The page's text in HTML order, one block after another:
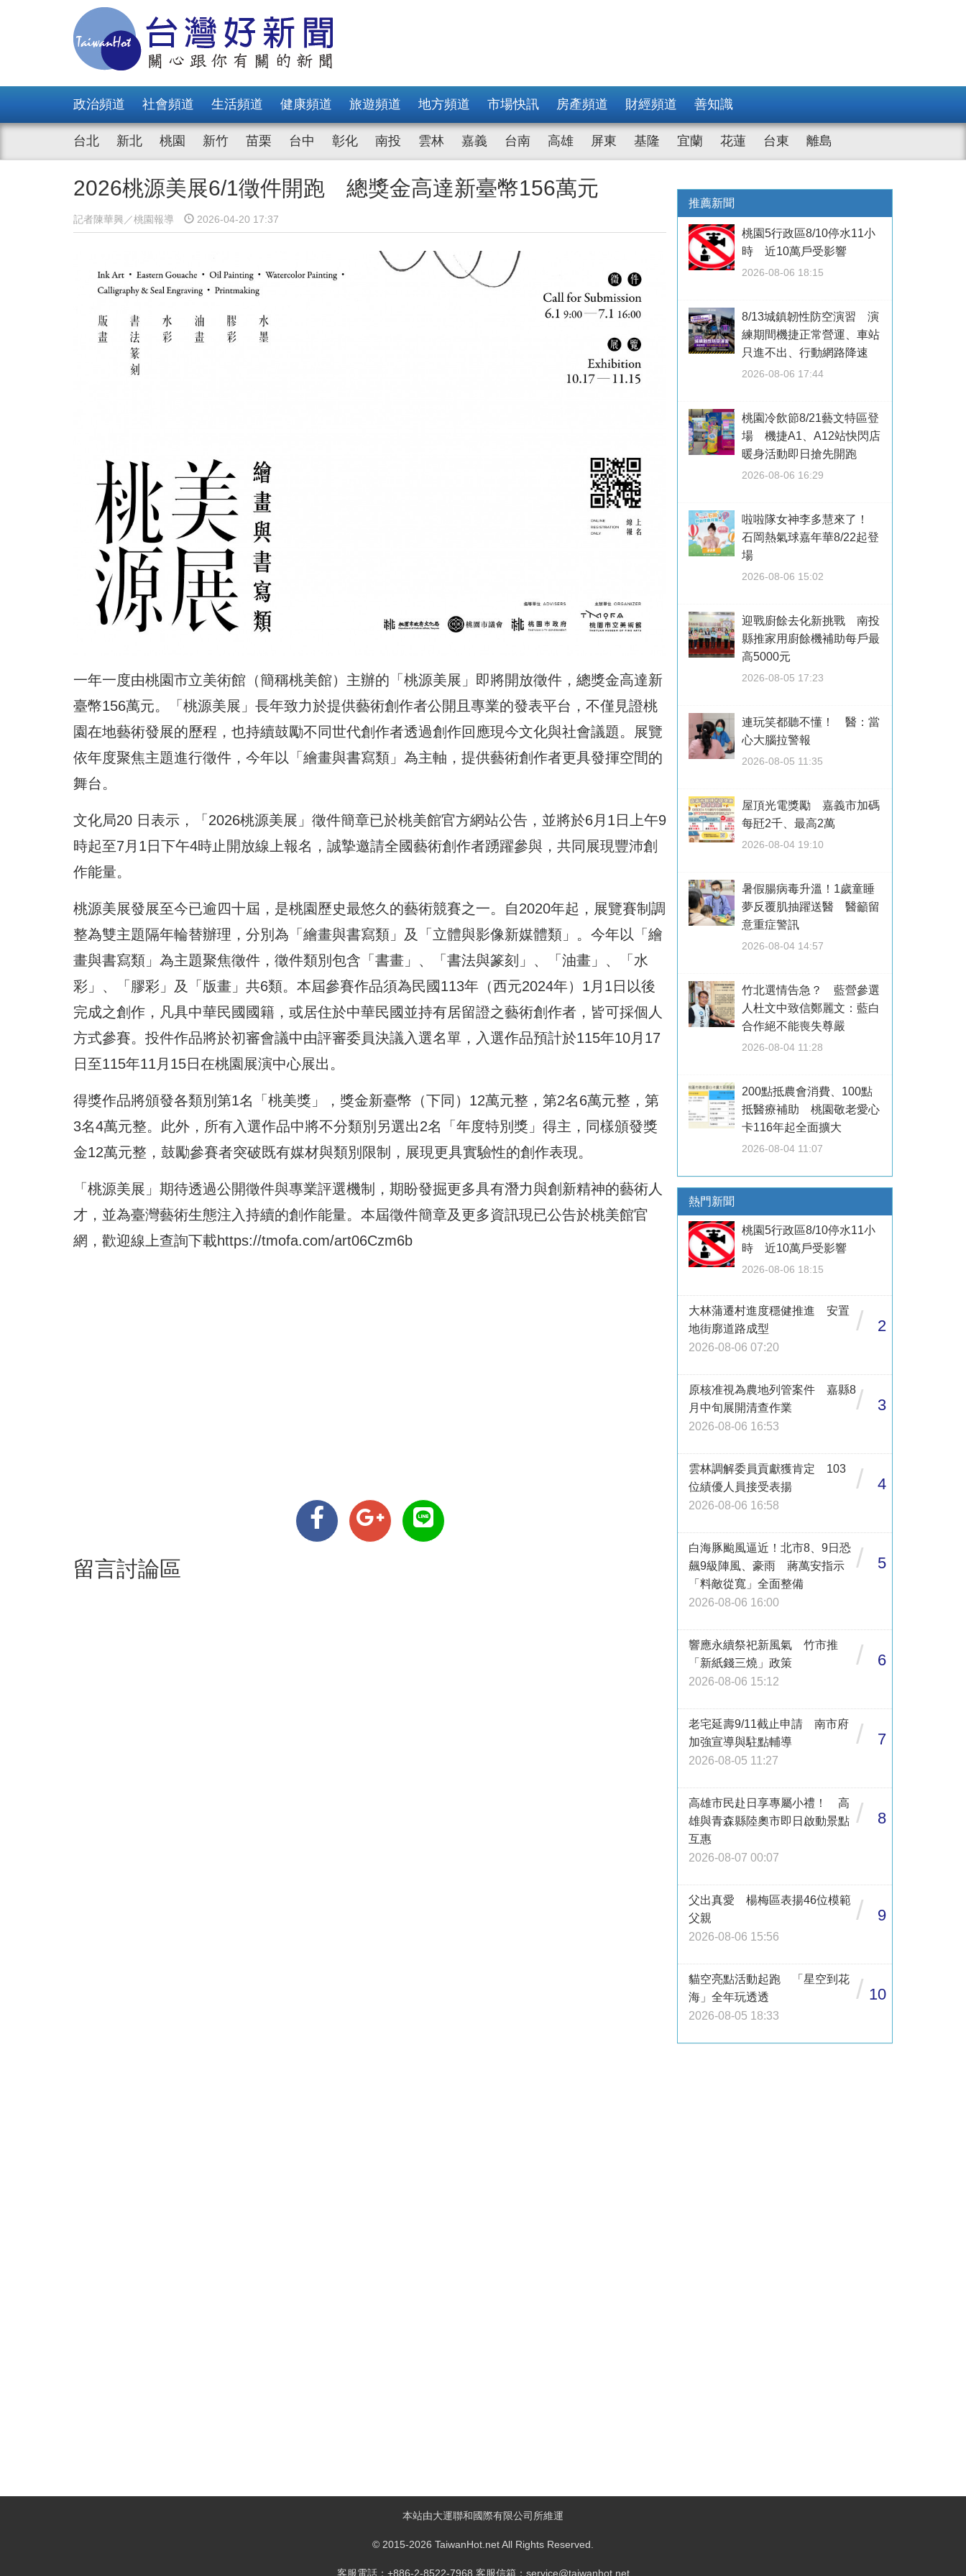
政治頻道 社會頻道 生活頻道 健康頻道 旅遊頻道 地方頻道 市場快訊 房產頻道 財經頻道 善知識
台北 新北 桃園 新竹 苗栗 台中 彰化 南投 雲林 嘉義 台南 高雄 屏東 基隆 宜蘭 花蓮 台東 離島
2026桃源美展6/1徵件開跑 總獎金高達新臺幣156萬元
記者陳華興／桃園報導 2026-04-20 17:37
一年一度由桃園市立美術館（簡稱桃美館）主辦的「桃源美展」即將開放徵件，總獎金高達新
臺幣156萬元。「桃源美展」長年致力於提供藝術創作者公開且專業的發表平台，不僅見證桃
園在地藝術發展的歷程，也持續鼓勵不同世代創作者透過創作回應現今文化與社會議題。展覽
依年度聚焦主題進行徵件，今年以「繪畫與書寫類」為主軸，提供藝術創作者更具發揮空間的
舞台。
文化局20 日表示，「2026桃源美展」徵件簡章已於桃美館官方網站公告，並將於6月1日上午9
時起至7月1日下午4時止開放線上報名，誠摯邀請全國藝術創作者踴躍參與，共同展現豐沛創
作能量。
桃源美展發展至今已逾四十屆，是桃園歷史最悠久的藝術競賽之一。自2020年起，展覽賽制調
整為雙主題隔年輪替辦理，分別為「繪畫與書寫類」及「立體與影像新媒體類」。今年以「繪
畫與書寫類」為主題聚焦徵件，徵件類別包含「書畫」、「書法與篆刻」、「油畫」、「水
彩」、「膠彩」及「版畫」共6類。本屆參賽作品須為民國113年（西元2024年）1月1日以後
完成之創作，凡具中華民國國籍，或居住於中華民國並持有居留證之藝術創作者，皆可採個人
方式參賽。投件作品將於初審會議中由評審委員決議入選名單，入選作品預計於115年10月17
日至115年11月15日在桃園展演中心展出。
得獎作品將頒發各類別第1名「桃美獎」，獎金新臺幣（下同）12萬元整，第2名6萬元整，第
3名4萬元整。此外，所有入選作品中將不分類別另選出2名「年度特別獎」得主，同樣頒發獎
金12萬元整，鼓勵參賽者突破既有媒材與類別限制，展現更具實驗性的創作表現。
「桃源美展」期待透過公開徵件與專業評選機制，期盼發掘更多具有潛力與創新精神的藝術人
才，並為臺灣藝術生態注入持續的創作能量。本屆徵件簡章及更多資訊現已公告於桃美館官
網，歡迎線上查詢下載https://tmofa.com/art06Czm6b
留言討論區
推薦新聞
桃園5行政區8/10停水11小
時 近10萬戶受影響
2026-08-06 18:15
8/13城鎮韌性防空演習 演
練期間機捷正常營運、車站
只進不出、行動網路降速
2026-08-06 17:44
桃園冷飲節8/21藝文特區登
場 機捷A1、A12站快閃店
暖身活動即日搶先開跑
2026-08-06 16:29
啦啦隊女神李多慧來了！
石岡熱氣球嘉年華8/22起登
場
2026-08-06 15:02
迎戰廚餘去化新挑戰 南投
縣推家用廚餘機補助每戶最
高5000元
2026-08-05 17:23
連玩笑都聽不懂！ 醫：當
心大腦拉警報
2026-08-05 11:35
屋頂光電獎勵 嘉義市加碼
每瓩2千、最高2萬
2026-08-04 19:10
暑假腸病毒升溫！1歲童睡
夢反覆肌抽躍送醫 醫籲留
意重症警訊
2026-08-04 14:57
竹北選情告急？ 藍營參選
人杜文中致信鄭麗文：藍白
合作絕不能喪失尊嚴
2026-08-04 11:28
200點抵農會消費、100點
抵醫療補助 桃園敬老愛心
卡116年起全面擴大
2026-08-04 11:07
熱門新聞
桃園5行政區8/10停水11小
時 近10萬戶受影響
2026-08-06 18:15
大林蒲遷村進度穩健推進 安置
地街廓道路成型
2026-08-06 07:20
/ 2
原核准視為農地列管案件 嘉縣8
月中旬展開清查作業
2026-08-06 16:53
/ 3
雲林調解委員貢獻獲肯定 103
位績優人員接受表揚
2026-08-06 16:58
/ 4
白海豚颱風逼近！北市8、9日恐
飆9級陣風、豪雨 蔣萬安指示
「料敵從寬」全面整備
2026-08-06 16:00
/ 5
響應永續祭祀新風氣 竹市推
「新紙錢三燒」政策
2026-08-06 15:12
/ 6
老宅延壽9/11截止申請 南市府
加強宣導與駐點輔導
2026-08-05 11:27
/ 7
高雄市民赴日享專屬小禮！ 高
雄與青森縣陸奧市即日啟動景點
互惠
2026-08-07 00:07
/ 8
父出真愛 楊梅區表揚46位模範
父親
2026-08-06 15:56
/ 9
貓空亮點活動起跑 「星空到花
海」全年玩透透
2026-08-05 18:33
/ 10
本站由大運聯和國際有限公司所維運
© 2015-2026 TaiwanHot.net All Rights Reserved.
客服電話：+886-2-8522-7968 客服信箱：service@taiwanhot.net